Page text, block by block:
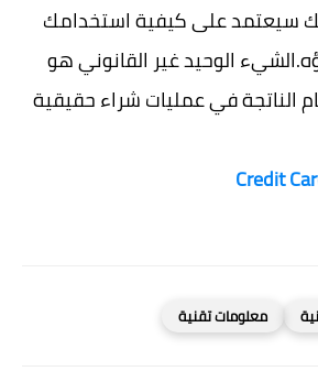
سيعتمد على كيفية استخدامك
الوحيد غير القانوني هو
الناتجة في عمليات شراء حقيقية
معلومات تقنية